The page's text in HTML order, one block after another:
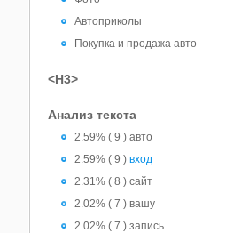
Автоприколы
Покупка и продажа авто
<H3>
Анализ текста
2.59% ( 9 ) авто
2.59% ( 9 ) вход
2.31% ( 8 ) сайт
2.02% ( 7 ) вашу
2.02% ( 7 ) запись